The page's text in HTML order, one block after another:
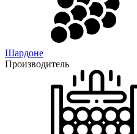
Шардоне
Производитель